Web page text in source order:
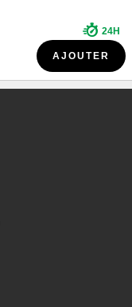
24H
AJOUTER